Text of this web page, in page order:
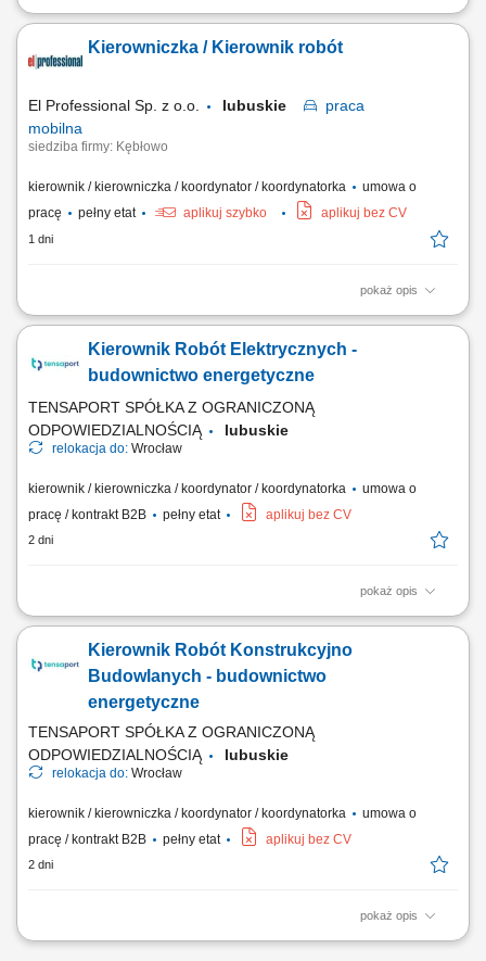
Opis stanowiska: Prowadzenie i koordynacja zadań wykonawczych na
ciśnieniowych instalacji technologicznych. Operacyjne zarządzanie
harmonogramem prac oraz sprawowanie bezpośredniej kontroli nad
Kierowniczka / Kierownik robót
El Professional Sp. z o.o. lubuskie
praca
mobilna
siedziba firmy: Kębłowo
kierownik / kierowniczka / koordynator / koordynatorka
umowa o
pracę
pełny etat aplikuj szybko aplikuj bez CV
1 dni
pokaż opis
Zadania: Bezpośredni nadzór i kontrola nad pracami elektrycznymi oraz
przygotowywanie obmiarów i kontrolowanie harmonogramów;
Koordynacja działań podwykonawców oraz przeprowadzanie
Kierownik Robót Elektrycznych -
budownictwo energetyczne
TENSAPORT SPÓŁKA Z OGRANICZONĄ
ODPOWIEDZIALNOŚCIĄ
lubuskie
relokacja do: Wrocław
kierownik / kierowniczka / koordynator / koordynatorka
umowa o
pracę / kontrakt B2B
pełny etat aplikuj bez CV
2 dni
pokaż opis
Zakres zadań: Koordynacja robót elektrycznych na budowie i nadzór
podwykonawców; Analiza dokumentacji technicznej pod kątem jej
kompletności, poprawności i możliwości optymalizacji; Zapewnienie
Kierownik Robót Konstrukcyjno
Budowlanych - budownictwo
energetyczne
TENSAPORT SPÓŁKA Z OGRANICZONĄ
ODPOWIEDZIALNOŚCIĄ
lubuskie
relokacja do: Wrocław
kierownik / kierowniczka / koordynator / koordynatorka
umowa o
pracę / kontrakt B2B
pełny etat aplikuj bez CV
2 dni
pokaż opis
Zakres zadań: Nadzór techniczny nad robotami konstrukcyjno-